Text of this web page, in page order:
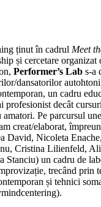
ținut în cadrul Meet
și cercetare
Performer’s Lab s-a
dansatorilor
un cadru
profesionist decât
Pe parcursul
creat/elaborat,
David, Nicoleta
Cristina Lilienfeld,
Stanciu) un cadru de
trecând prin
și tehnici